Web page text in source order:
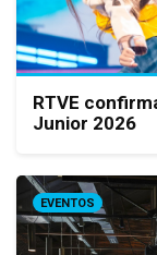
RTVE
Junior 2026
EVENTOS